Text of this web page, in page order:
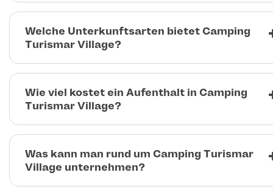
Welche Unterkunftsarten bietet Camping
Turismar Village?
Wie viel kostet ein Aufenthalt in Camping
Turismar Village?
Was kann man rund um Camping Turismar
Village unternehmen?